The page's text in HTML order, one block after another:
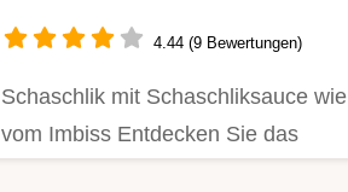
4.44 (9 Bewertungen)
Schaschlik mit Schaschliksauce wie
vom Imbiss Entdecken Sie das